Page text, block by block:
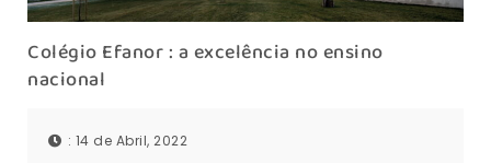
Colégio Efanor : a excelência no ensino
nacional
: 14 de Abril, 2022